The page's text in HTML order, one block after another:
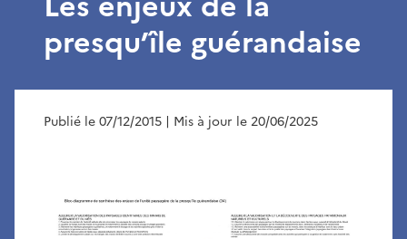
presqu’île guérandaise
Publié le 07/12/2015 | Mis à jour le 20/06/2025